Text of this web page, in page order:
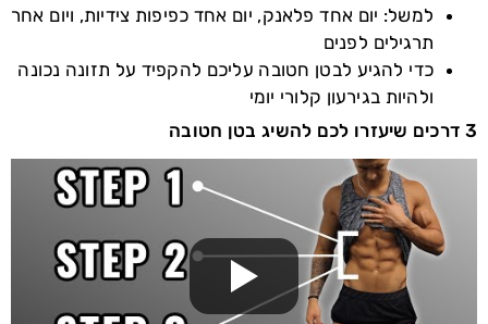
למשל: יום אחד פלאנק, יום אחד כפיפות צידיות, ויום אחר
תרגילים לפנים
כדי להגיע לבטן חטובה עליכם להקפיד על תזונה נכונה
ולהיות בגירעון קלורי יומי
3 דרכים שיעזרו לכם להשיג בטן חטובה